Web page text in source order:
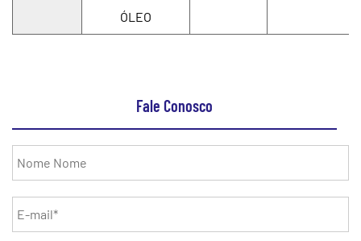
ÓLEO
Fale Conosco